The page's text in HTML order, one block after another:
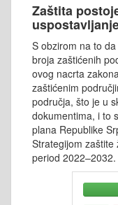
Zaštita
S obzirom na to
broja zaštićenih
ovog nacrta
zaštićenim
područja, što je u
dokumentima, i to
plana Republike
Strategijom zaštite
period